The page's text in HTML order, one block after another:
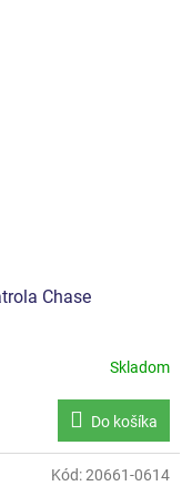
Chase
Skladom
Do košíka
Kód:20661-0614